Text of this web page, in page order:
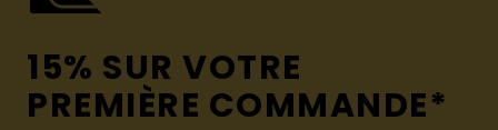
15% SUR VOTRE
PREMIÈRE COMMANDE*